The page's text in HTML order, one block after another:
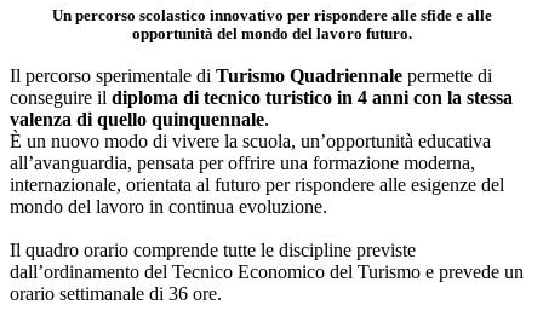
Un percorso scolastico innovativo per rispondere alle sfide e alle
opportunità del mondo del lavoro futuro.
Il percorso sperimentale di Turismo Quadriennale permette di
conseguire il diploma di tecnico turistico in 4 anni con la stessa
valenza di quello quinquennale.
È un nuovo modo di vivere la scuola, un’opportunità educativa
all’avanguardia, pensata per offrire una formazione moderna,
internazionale, orientata al futuro per rispondere alle esigenze del
mondo del lavoro in continua evoluzione.
Il quadro orario comprende tutte le discipline previste
dall’ordinamento del Tecnico Economico del Turismo e prevede un
orario settimanale di 36 ore.